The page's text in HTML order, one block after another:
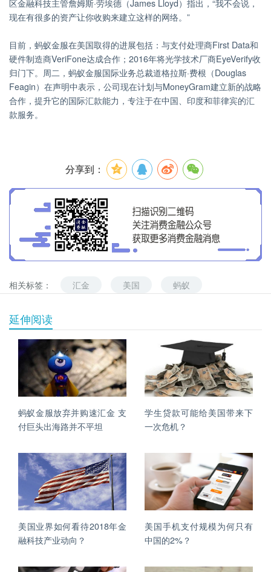
区金融科技主管詹姆斯·劳埃德（James Lloyd）指出，“我不会说，
现在有很多的资产让你收购来建立这样的网络。”
目前，蚂蚁金服在美国取得的进展包括：与支付处理商First Data和
硬件制造商VeriFone达成合作；2016年将光学技术厂商EyeVerify收
归门下。周二，蚂蚁金服国际业务总裁道格拉斯·费根（Douglas
Feagin）在声明中表示，公司现在计划与MoneyGram建立新的战略
合作，提升它的国际汇款能力，专注于在中国、印度和菲律宾的汇
款服务。
分享到：
相关标签： 汇金 美国 蚂蚁
延伸阅读
蚂蚁金服放弃并购速汇金 支
付巨头出海路并不平坦
学生贷款可能给美国带来下
一次危机？
美国业界如何看待2018年金
融科技产业动向？
美国手机支付规模为何只有
中国的2%？